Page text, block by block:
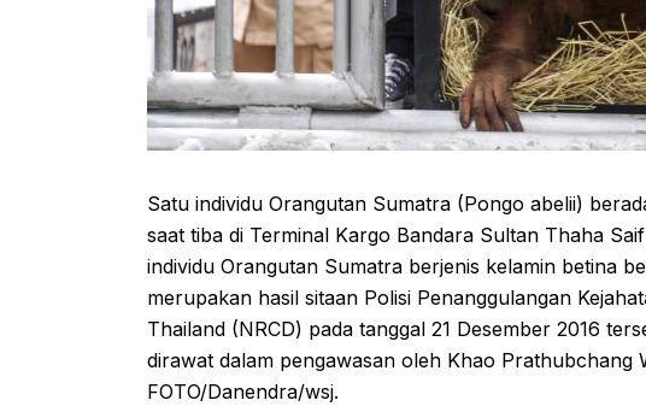
Satu individu Orangutan Sumatra (Pongo abelii)
saat tiba di Terminal Kargo Bandara Sultan Thaha
individu Orangutan Sumatra berjenis kelamin betina
merupakan hasil sitaan Polisi Penanggulangan
Thailand (NRCD) pada tanggal 21 Desember 2016
dirawat dalam pengawasan oleh Khao Prathubchang
FOTO/Danendra/wsj.